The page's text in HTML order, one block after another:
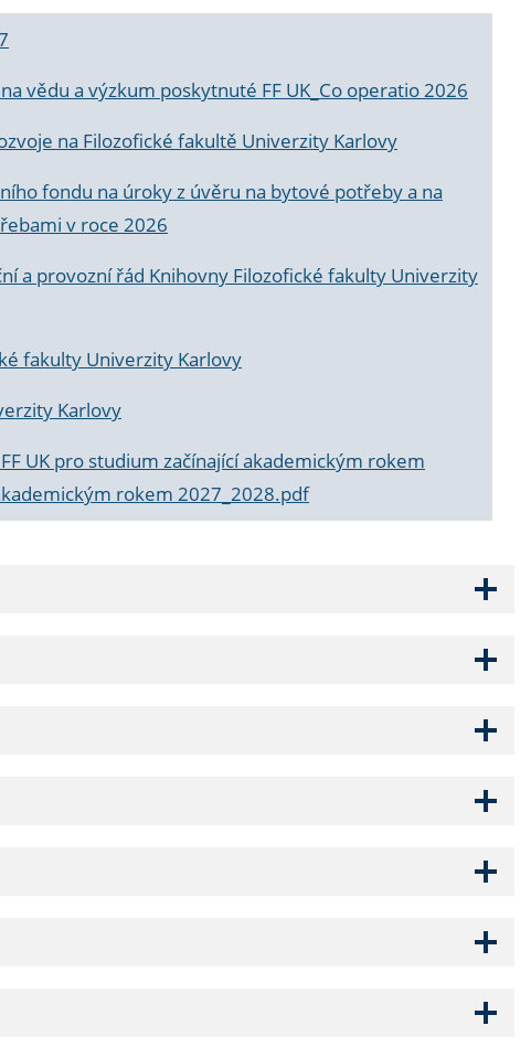
vědu a výzkum poskytnuté FF UK_Co operatio 2026
na Filozofické fakultě Univerzity Karlovy
fondu na úroky z úvěru na bytové potřeby a na
v roce 2026
a provozní řád Knihovny Filozofické fakulty Univerzity
fakulty Univerzity Karlovy
Karlovy
UK pro studium začínající akademickým rokem
rokem 2027_2028.pdf